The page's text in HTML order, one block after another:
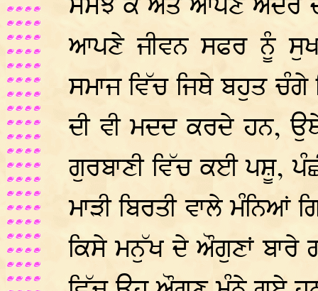
ਆਪਣੇ ਜੀਵਨ ਸਫਰ ਨੂੰ
ਸਮਾਜ ਵਿੱਚ ਜਿਥੇ ਬਹੁਤ
ਦੀ ਵੀ ਮਦਦ ਕਰਦੇ ਹਨ,
ਗੁਰਬਾਣੀ ਵਿੱਚ ਕਈ ਪਸ਼ੂ,
ਮਾੜੀ ਬਿਰਤੀ ਵਾਲੇ
ਕਿਸੇ ਮਨੁੱਖ ਦੇ ਔਗੁਣਾਂ ਬਾਰੇ